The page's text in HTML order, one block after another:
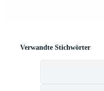
Verwandte Stichwörter